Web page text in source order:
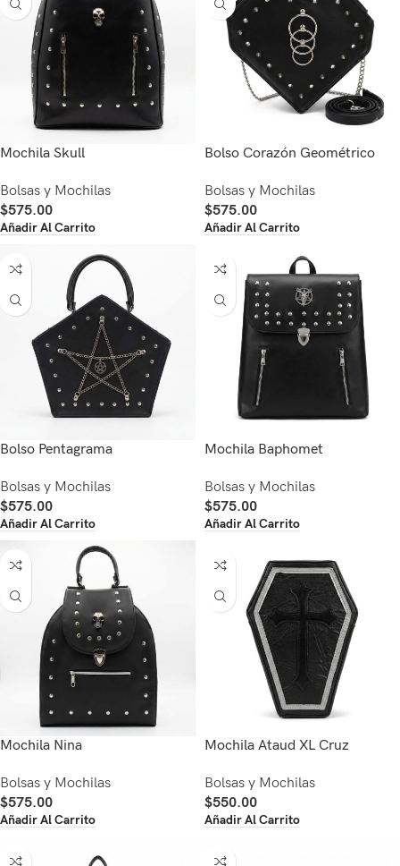
Mochila Skull
Bolsas y Mochilas
$575.00
Añadir Al Carrito
Bolso Corazón Geométrico
Bolsas y Mochilas
$575.00
Añadir Al Carrito
Bolso Pentagrama
Bolsas y Mochilas
$575.00
Añadir Al Carrito
Mochila Baphomet
Bolsas y Mochilas
$575.00
Añadir Al Carrito
Mochila Nina
Bolsas y Mochilas
$575.00
Añadir Al Carrito
Mochila Ataud XL Cruz
Bolsas y Mochilas
$550.00
Añadir Al Carrito